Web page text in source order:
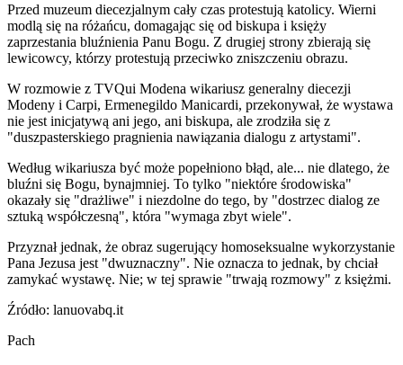
Przed muzeum diecezjalnym cały czas protestują katolicy. Wierni
modlą się na różańcu, domagając się od biskupa i księży
zaprzestania bluźnienia Panu Bogu. Z drugiej strony zbierają się
lewicowcy, którzy protestują przeciwko zniszczeniu obrazu.
W rozmowie z TVQui Modena wikariusz generalny diecezji
Modeny i Carpi, Ermenegildo Manicardi, przekonywał, że wystawa
nie jest inicjatywą ani jego, ani biskupa, ale zrodziła się z
"duszpasterskiego pragnienia nawiązania dialogu z artystami".
Według wikariusza być może popełniono błąd, ale... nie dlatego, że
bluźni się Bogu, bynajmniej. To tylko "niektóre środowiska"
okazały się "drażliwe" i niezdolne do tego, by "dostrzec dialog ze
sztuką współczesną", która "wymaga zbyt wiele".
Przyznał jednak, że obraz sugerujący homoseksualne wykorzystanie
Pana Jezusa jest "dwuznaczny". Nie oznacza to jednak, by chciał
zamykać wystawę. Nie; w tej sprawie "trwają rozmowy" z księżmi.
Źródło: lanuovabq.it
Pach